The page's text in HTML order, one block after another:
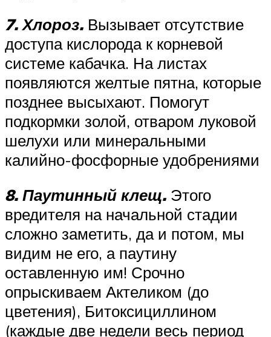
7. Хлороз. Вызывает отсутствие
доступа кислорода к корневой
системе кабачка. На листах
появляются желтые пятна, которые
позднее высыхают. Помогут
подкормки золой, отваром луковой
шелухи или минеральными
калийно-фосфорные удобрениями
8. Паутинный клещ. Этого
вредителя на начальной стадии
сложно заметить, да и потом, мы
видим не его, а паутину
оставленную им! Срочно
опрыскиваем Актеликом (до
цветения), Битоксициллином
(каждые две недели весь период